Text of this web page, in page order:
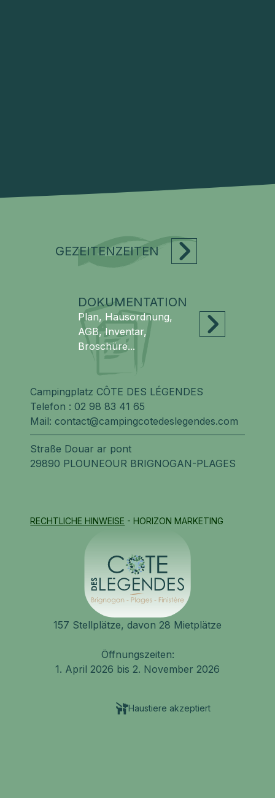
GEZEITENZEITEN
DOKUMENTATION
Plan, Hausordnung,
AGB, Inventar,
Broschüre...
Campingplatz CÔTE DES LÉGENDES
Telefon :02 98 83 41 65
Mail:contact@campingcotedeslegendes.com
Straße Douar ar pont
29890 PLOUNEOUR BRIGNOGAN-PLAGES
RECHTLICHE HINWEISE - HORIZON MARKETING
157 Stellplätze, davon 28 Mietplätze
Öffnungszeiten:
1. April 2026 bis 2. November 2026
Haustiere akzeptiert